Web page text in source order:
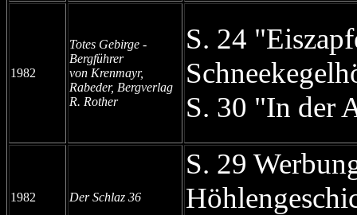
1982
Totes Gebirge -
Bergführer
von Krenmayr,
Rabeder, Bergverlag
R. Rother
S. 24
S. 30 "In der
1982 Der Schlaz 36
S. 29